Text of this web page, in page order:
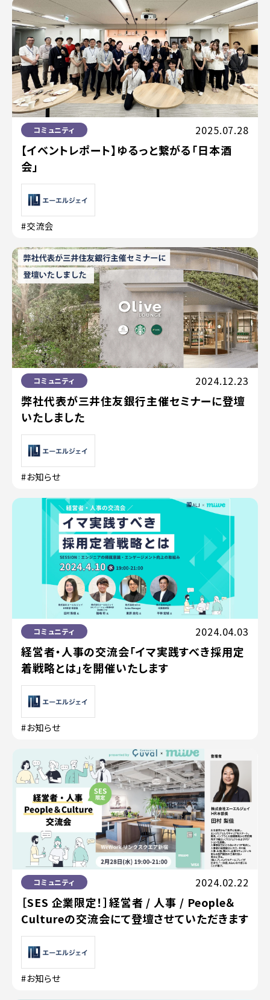
コミュニティ 2025.07.28
【イベントレポート】ゆるっと繋がる「日本酒
会」
#交流会
コミュニティ 2024.12.23
弊社代表が三井住友銀行主催セミナーに登壇
いたしました
#お知らせ
コミュニティ 2024.04.03
経営者・人事の交流会「イマ実践すべき採用定
着戦略とは」を開催いたします
#お知らせ
コミュニティ 2024.02.22
［SES 企業限定！］経営者 / 人事 / People＆
Cultureの交流会にて登壇させていただきます
#お知らせ